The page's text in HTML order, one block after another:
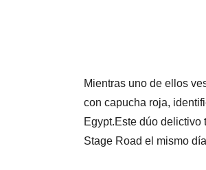
Mientras uno de ellos
con capucha roja,
Egypt.Este dúo
Stage Road el mismo